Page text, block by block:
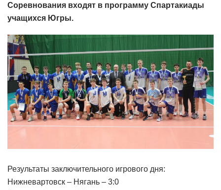
Соревнования входят в программу Спартакиады
учащихся Югры.
Результаты заключительного игрового дня:
Нижневартовск – Нягань – 3:0